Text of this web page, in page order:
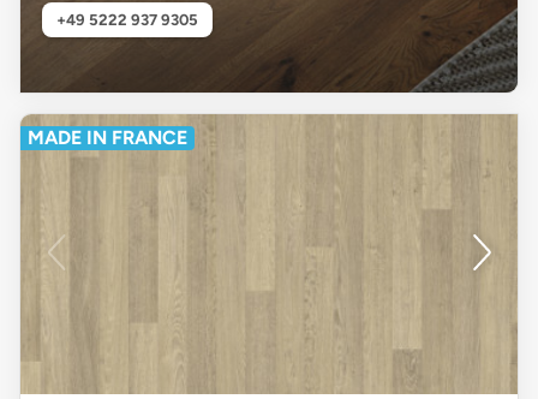
+49 5222 937 9305
MADE IN FRANCE